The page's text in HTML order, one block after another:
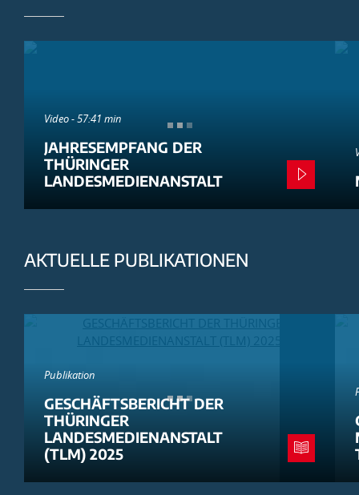
Video - 57:41 min
JAHRESEMPFANG DER
THÜRINGER
LANDESMEDIENANSTALT
AKTUELLE PUBLIKATIONEN
Publikation
GESCHÄFTSBERICHT DER
THÜRINGER
LANDESMEDIENANSTALT
(TLM) 2025